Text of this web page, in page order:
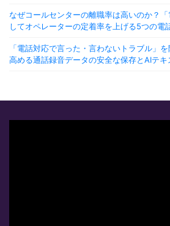
なぜコールセンターの離職率は高いのか？
してオペレーターの定着率を上げる5つの電
「電話対応で言った・言わないトラブル」
高める通話録音データの安全な保存とAIテキ